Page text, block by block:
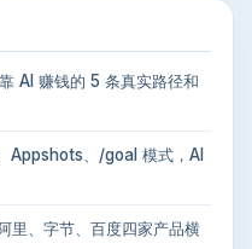
AI 赚钱的 5 条真实路径和
Appshots、/goal 模式，AI
里、字节、百度四家产品横